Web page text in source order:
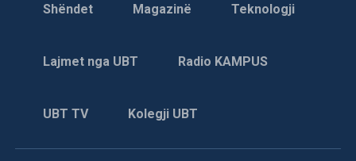
Shëndet Magazinë Teknologji
Lajmet nga UBT Radio KAMPUS
UBT TV Kolegji UBT